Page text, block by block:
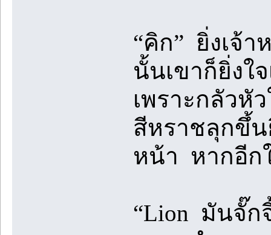
“คิก” ยิ่งเจ้
นั้นเขาก็ยิ่งใ
เพราะกลัวหั
สีหราชลุกขึ้
หน้า หากอีก
“Lion มันจั๊ก